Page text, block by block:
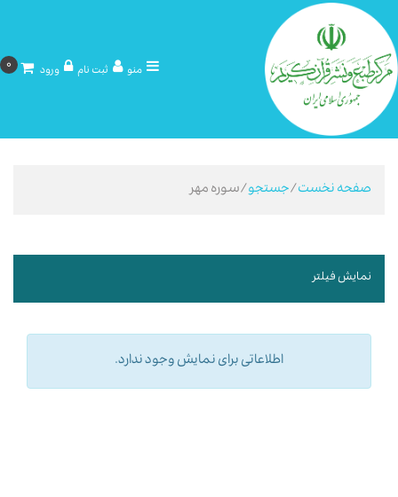
0 ورود ثبت نام منو
صفحه نخست/جستجو/سوره مهر
نمایش فیلتر
اطلاعاتی برای نمایش وجود ندارد.